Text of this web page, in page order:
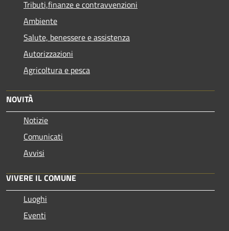
Tributi,finanze e contravvenzioni
Ambiente
Salute, benessere e assistenza
Autorizzazioni
Agricoltura e pesca
NOVITÀ
Notizie
Comunicati
Avvisi
VIVERE IL COMUNE
Luoghi
Eventi